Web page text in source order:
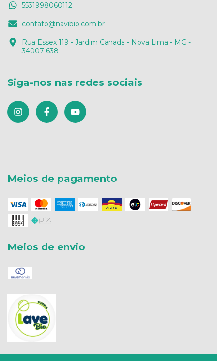
5531998060112
contato@navibio.com.br
Rua Essex 119 - Jardim Canada - Nova Lima - MG -
34007-638
Siga-nos nas redes sociais
Meios de pagamento
Meios de envio